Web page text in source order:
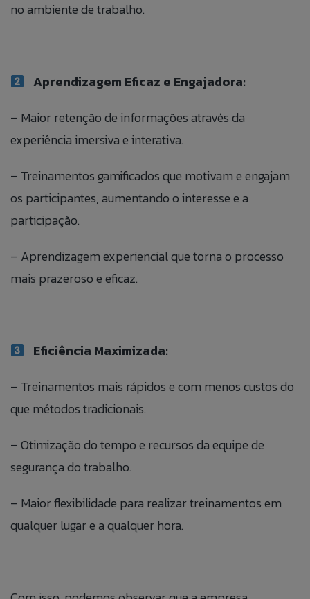
no ambiente de trabalho.
Aprendizagem Eficaz e Engajadora:
– Maior retenção de informações através da
experiência imersiva e interativa.
– Treinamentos gamificados que motivam e engajam
os participantes, aumentando o interesse e a
participação.
– Aprendizagem experiencial que torna o processo
mais prazeroso e eficaz.
Eficiência Maximizada:
– Treinamentos mais rápidos e com menos custos do
que métodos tradicionais.
– Otimização do tempo e recursos da equipe de
segurança do trabalho.
– Maior flexibilidade para realizar treinamentos em
qualquer lugar e a qualquer hora.
Fale Conosco
Caso queira realizar alguma reclamação de
botão ao lado:
ACESSAR FORMULÁRIO ANÔNIMO.
Talk to Us
Banco de
Currículos
Preencha as informações abaixo para
adicionar suas informações ao nosso banco
de currículos.
ANEXAR CURRÍCULO
Aceito que meus dados sejam utilizados para
relacionamento e ações de seleção para vaga.